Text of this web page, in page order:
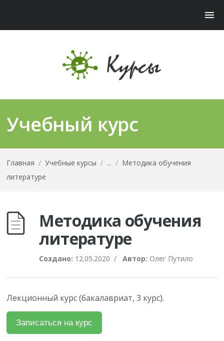
Учебный курс
Главная / Учебные курсы / ... / Методика обучения
литературе
Методика обучения
литературе
Создано: 12.05.2020 / Автор: Олег Путило
Лекционный курс (бакалавриат, 3 курс).